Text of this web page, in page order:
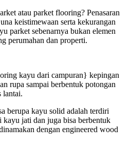
atau parket flooring? Penasaran
keistimewaan serta kekurangan
parket sebenarnya bukan elemen
perumahan dan properti.
kayu dari campuran} kepingan
rupa sampai berbentuk potongan
lantai.
berupa kayu solid adalah terdiri
kayu jati dan juga bisa berbentuk
dengan engineered wood